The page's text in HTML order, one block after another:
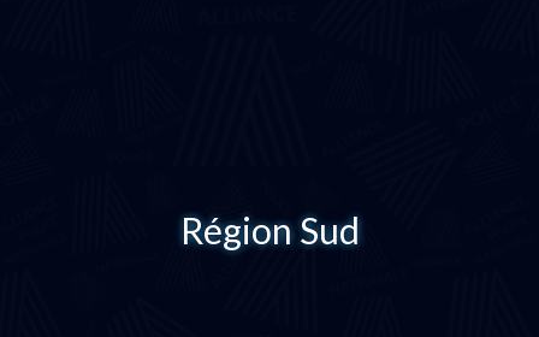
Région Sud